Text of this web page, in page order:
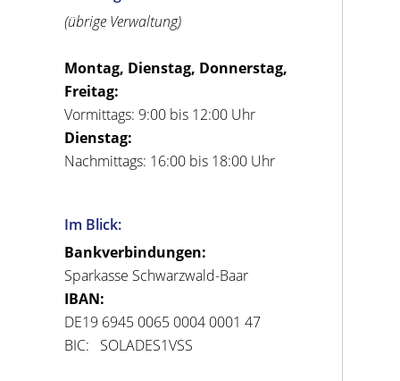
(übrige Verwaltung)
Montag, Dienstag, Donnerstag,
Freitag:
Vormittags: 9:00 bis 12:00 Uhr
Dienstag:
Nachmittags: 16:00 bis 18:00 Uhr
Im Blick:
Bankverbindungen:
Sparkasse Schwarzwald-Baar
IBAN:
DE19 6945 0065 0004 0001 47
BIC: SOLADES1VSS